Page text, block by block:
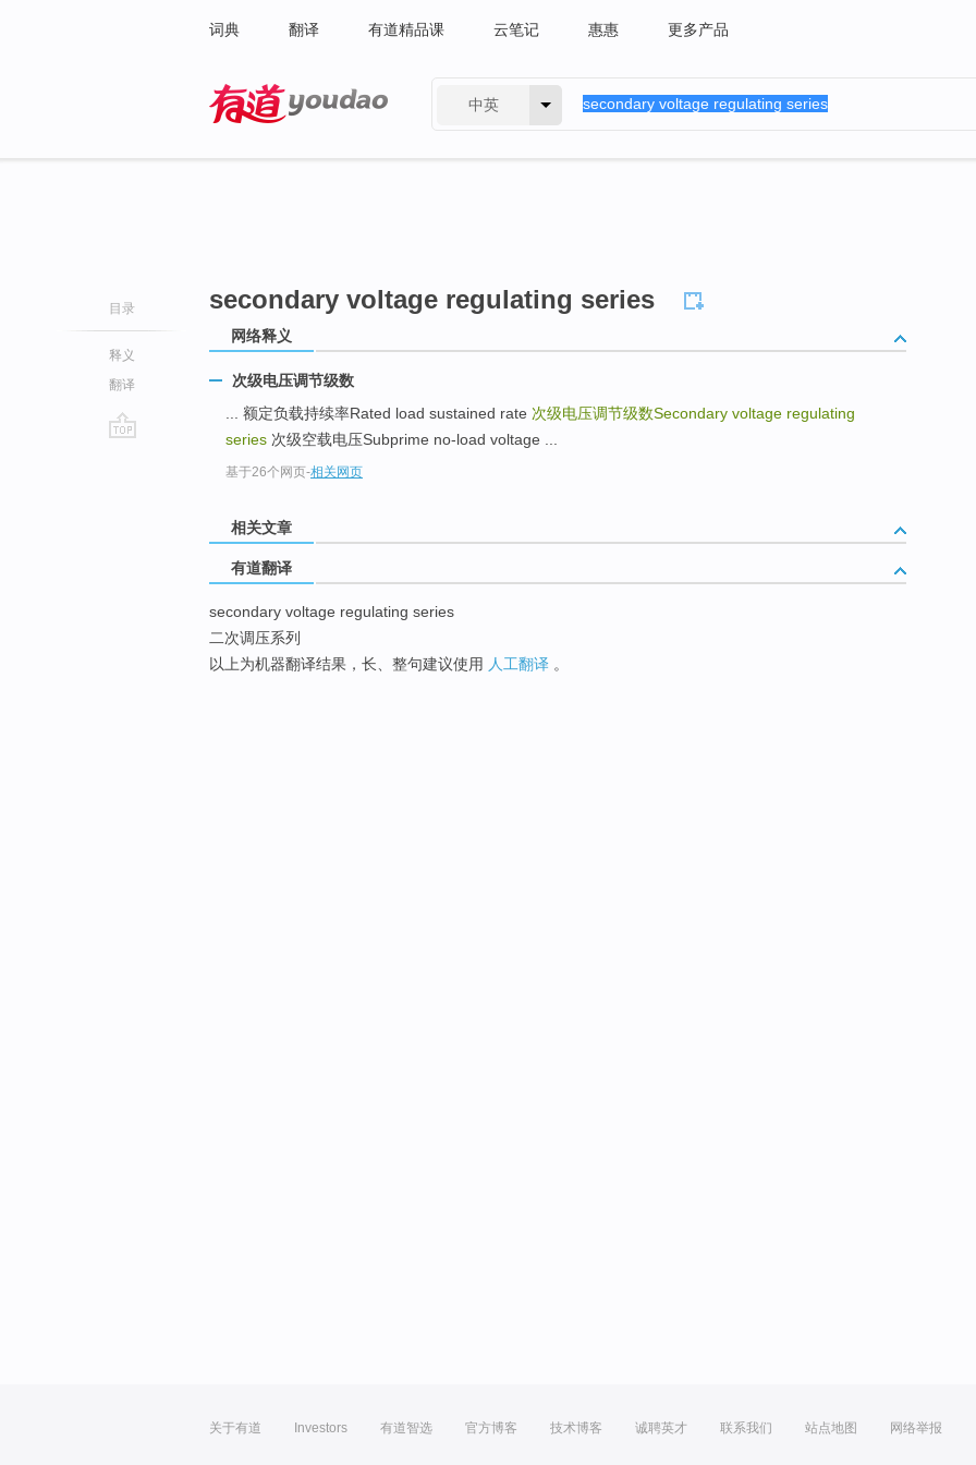
词典 翻译 有道精品课 云笔记 惠惠 更多产品
中英
目录
释义
翻译
secondary voltage regulating series
网络释义
次级电压调节级数
... 额定负载持续率Rated load sustained rate 次级电压调节级数Secondary voltage regulating
series 次级空载电压Subprime no-load voltage ...
基于26个网页-相关网页
相关文章
有道翻译
secondary voltage regulating series
二次调压系列
以上为机器翻译结果，长、整句建议使用 人工翻译 。
关于有道 Investors 有道智选 官方博客 技术博客 诚聘英才 联系我们 站点地图 网络举报